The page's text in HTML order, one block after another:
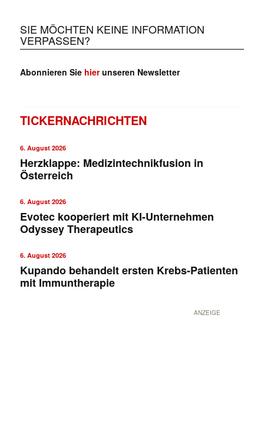
SIE MÖCHTEN KEINE INFORMATION
VERPASSEN?
Abonnieren Sie hierunseren Newsletter
TICKERNACHRICHTEN
6. August 2026
Herzklappe: Medizintechnikfusion in
Österreich
6. August 2026
Evotec kooperiert mit KI-Unternehmen
Odyssey Therapeutics
6. August 2026
Kupando behandelt ersten Krebs-Patienten
mit Immuntherapie
ANZEIGE